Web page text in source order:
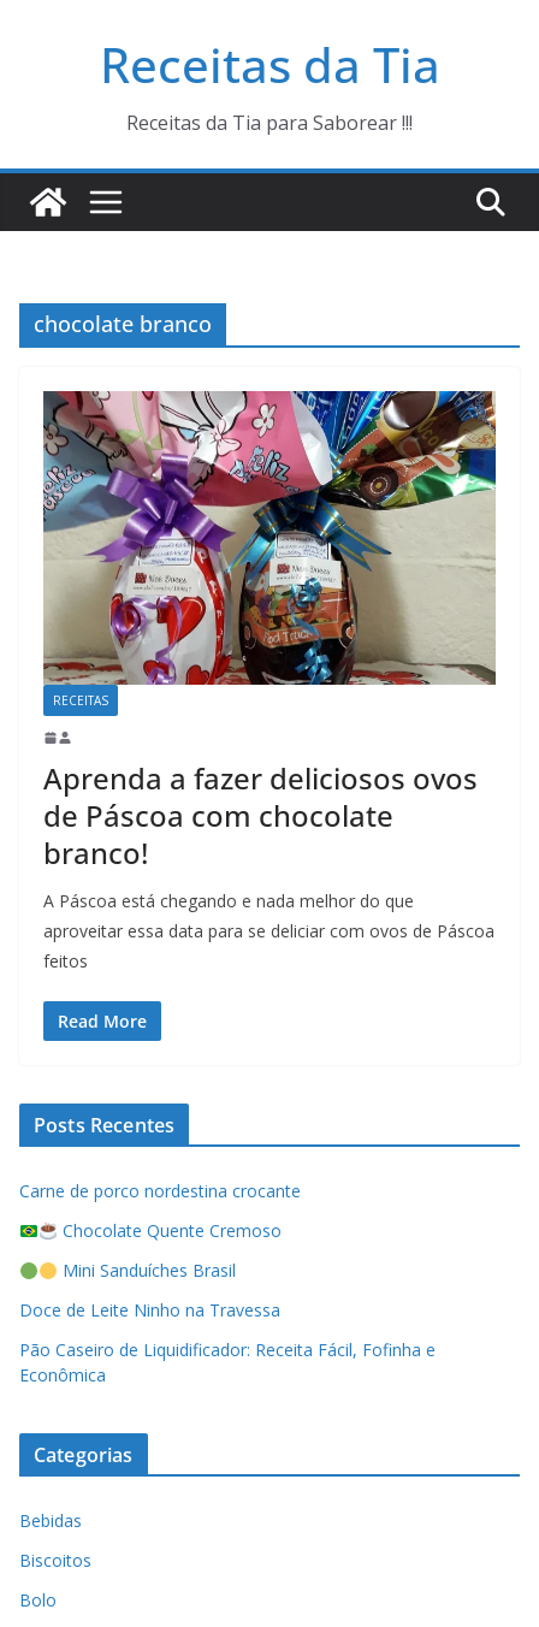
Receitas da Tia
Receitas da Tia para Saborear !!!
chocolate branco
RECEITAS
Aprenda a fazer deliciosos ovos
de Páscoa com chocolate
branco!
A Páscoa está chegando e nada melhor do que
aproveitar essa data para se deliciar com ovos de Páscoa
feitos
Read More
Posts Recentes
Carne de porco nordestina crocante
Chocolate Quente Cremoso
Mini Sanduíches Brasil
Doce de Leite Ninho na Travessa
Pão Caseiro de Liquidificador: Receita Fácil, Fofinha e
Econômica
Categorias
Bebidas
Biscoitos
Bolo